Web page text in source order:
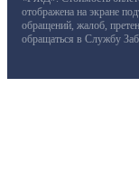
отображена на экране
обращений, жалоб,
обращаться в Службу